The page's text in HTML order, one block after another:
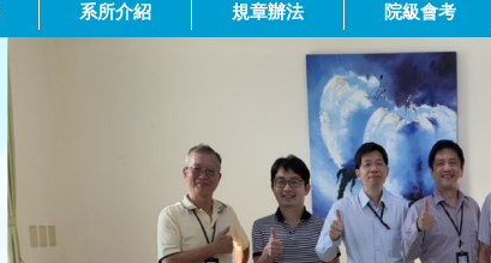
系所介紹 規章辦法 院級會考